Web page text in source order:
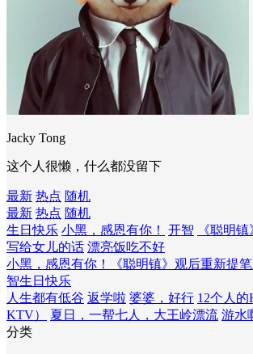
Jacky Tong
这个人很懒，什么都没留下
最新 热点 随机
最新 热点 随机
生日快乐 小黑，感恩有你！ 开智 《聪明
写给女儿的话 漂亮饭吃不好
小黑，感恩有你！
《聪明镇》观后重新提
智生日快乐
人生都有低谷 返学啦 婆婆，好行 12个人
KTV）
夏日，一帮七人，大王岭漂流 游水
分类